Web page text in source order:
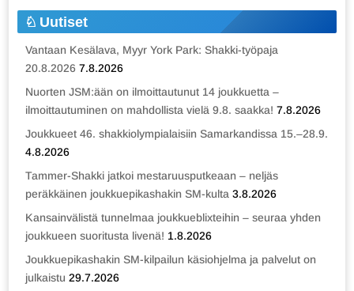
Uutiset
Vantaan Kesälava, Myyr York Park: Shakki-työpaja
20.8.2026 7.8.2026
Nuorten JSM:ään on ilmoittautunut 14 joukkuetta –
ilmoittautuminen on mahdollista vielä 9.8. saakka! 7.8.2026
Joukkueet 46. shakkiolympialaisiin Samarkandissa 15.–28.9.
4.8.2026
Tammer-Shakki jatkoi mestaruusputkeaan – neljäs
peräkkäinen joukkuepikashakin SM-kulta 3.8.2026
Kansainvälistä tunnelmaa joukkueblixteihin – seuraa yhden
joukkueen suoritusta livenä! 1.8.2026
Joukkuepikashakin SM-kilpailun käsiohjelma ja palvelut on
julkaistu 29.7.2026